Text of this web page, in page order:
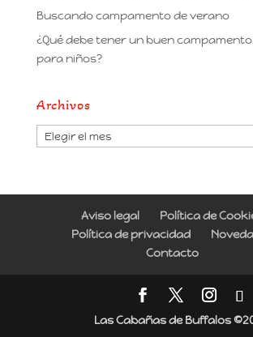
Buscando campamento de verano
¿Qué debe tener un buen
para niños?
Archivos
Archivos
Aviso legal
Política de
Política de privacidad
Contacto
Las Cabañas de Buffalos